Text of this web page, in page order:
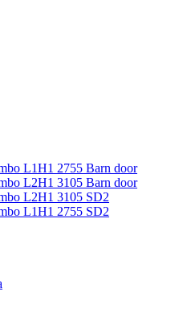
L1H1 2755 Barn door
L2H1 3105 Barn door
L2H1 3105 SD2
L1H1 2755 SD2